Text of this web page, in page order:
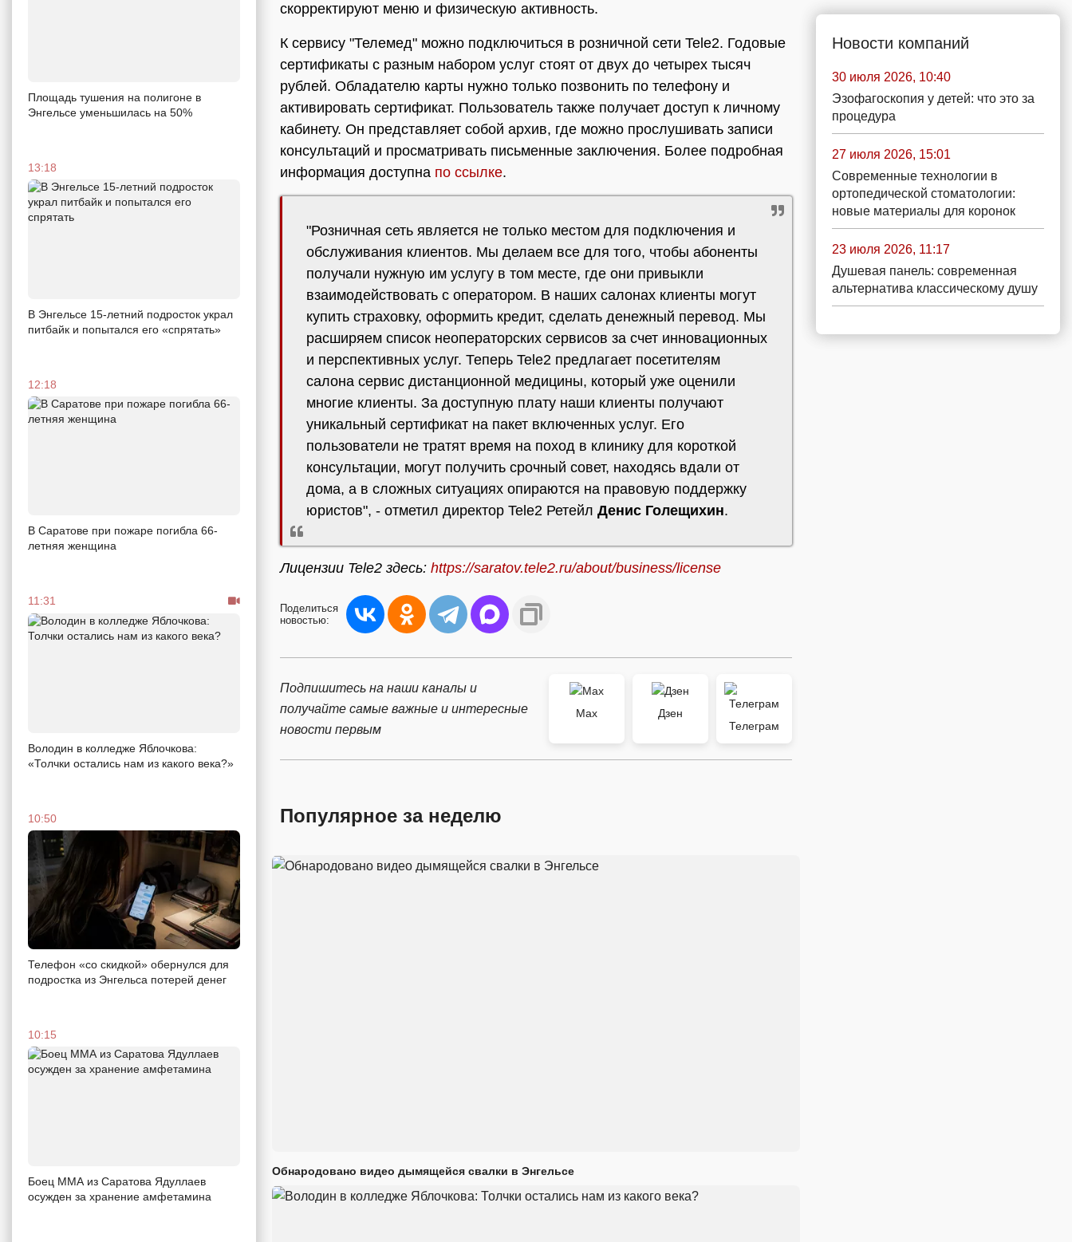
Площадь тушения на полигоне в
Энгельсе уменьшилась на 50%
13:18
В Энгельсе 15-летний подросток украл
питбайк и попытался его «спрятать»
12:18
В Саратове при пожаре погибла 66-
летняя женщина
11:31
Володин в колледже Яблочкова:
«Толчки остались нам из какого века?»
10:50
Телефон «со скидкой» обернулся для
подростка из Энгельса потерей денег
10:15
Боец ММА из Саратова Ядуллаев
осужден за хранение амфетамина
скорректируют меню и физическую активность.
К сервису "Телемед" можно подключиться в розничной сети Tele2. Годовые
сертификаты с разным набором услуг стоят от двух до четырех тысяч
рублей. Обладателю карты нужно только позвонить по телефону и
активировать сертификат. Пользователь также получает доступ к личному
кабинету. Он представляет собой архив, где можно прослушивать записи
консультаций и просматривать письменные заключения. Более подробная
информация доступна по ссылке.
"Розничная сеть является не только местом для подключения и
обслуживания клиентов. Мы делаем все для того, чтобы абоненты
получали нужную им услугу в том месте, где они привыкли
взаимодействовать с оператором. В наших салонах клиенты могут
купить страховку, оформить кредит, сделать денежный перевод. Мы
расширяем список неоператорских сервисов за счет инновационных
и перспективных услуг. Теперь Tele2 предлагает посетителям
салона сервис дистанционной медицины, который уже оценили
многие клиенты. За доступную плату наши клиенты получают
уникальный сертификат на пакет включенных услуг. Его
пользователи не тратят время на поход в клинику для короткой
консультации, могут получить срочный совет, находясь вдали от
дома, а в сложных ситуациях опираются на правовую поддержку
юристов", - отметил директор Tele2 Ретейл Денис Голещихин.
Лицензии Tele2 здесь: https://saratov.tele2.ru/about/business/license
Поделиться
новостью:
Подпишитесь на наши каналы и
получайте самые важные и интересные
новости первым
Max
Дзен
Телеграм
Популярное за неделю
Обнародовано видео дымящейся свалки в Энгельсе
Новости компаний
30 июля 2026, 10:40
Эзофагоскопия у детей: что это за
процедура
27 июля 2026, 15:01
Современные технологии в
ортопедической стоматологии:
новые материалы для коронок
23 июля 2026, 11:17
Душевая панель: современная
альтернатива классическому душу